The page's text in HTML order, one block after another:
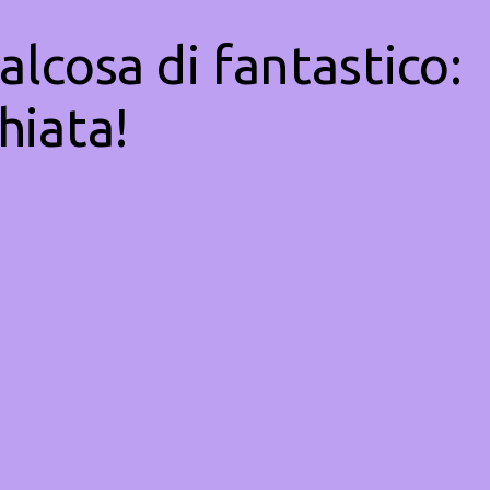
di fantastico: